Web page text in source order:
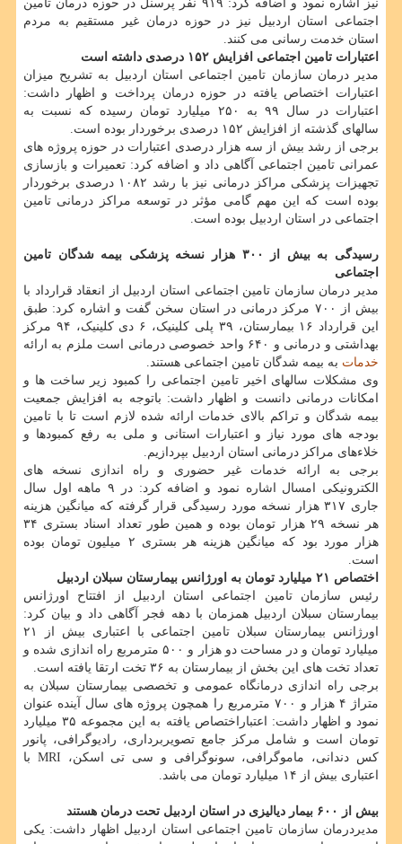
نیز اشاره نمود و اضافه کرد: ۹۱۹ نفر پرسنل در حوزه درمان تامین
اجتماعی استان اردبیل نیز در حوزه درمان غیر مستقیم به مردم
استان خدمت رسانی می کنند.
اعتبارات تامین اجتماعی افزایش ۱۵۲ درصدی داشته است
مدیر درمان سازمان تامین اجتماعی استان اردبیل به تشریح میزان
اعتبارات اختصاص یافته در حوزه درمان پرداخت و اظهار داشت:
اعتبارات در سال ۹۹ به ۲۵۰ میلیارد تومان رسیده که نسبت به
سالهای گذشته از افزایش ۱۵۲ درصدی برخوردار بوده است.
برجی از رشد بیش از سه هزار درصدی اعتبارات در حوزه پروژه های
عمرانی تامین اجتماعی آگاهی داد و اضافه کرد: تعمیرات و بازسازی
تجهیزات پزشکی مراکز درمانی نیز با رشد ۱۰۸۲ درصدی برخوردار
بوده است که این مهم گامی مؤثر در توسعه مراکز درمانی تامین
اجتماعی در استان اردبیل بوده است.
رسیدگی به بیش از ۳۰۰ هزار نسخه پزشکی بیمه شدگان تامین
اجتماعی
مدیر درمان سازمان تامین اجتماعی استان اردبیل از انعقاد قرارداد با
بیش از ۷۰۰ مرکز درمانی در استان سخن گفت و اشاره کرد: طبق
این قرارداد ۱۶ بیمارستان، ۳۹ پلی کلینیک، ۶ دی کلینیک، ۹۴ مرکز
بهداشتی و درمانی و ۶۴۰ واحد خصوصی درمانی است ملزم به ارائه
خدمات به بیمه شدگان تامین اجتماعی هستند.
وی مشکلات سالهای اخیر تامین اجتماعی را کمبود زیر ساخت ها و
امکانات درمانی دانست و اظهار داشت: باتوجه به افزایش جمعیت
بیمه شدگان و تراکم بالای خدمات ارائه شده لازم است تا با تامین
بودجه های مورد نیاز و اعتبارات استانی و ملی به رفع کمبودها و
خلاءهای مراکز درمانی استان اردبیل بپردازیم.
برجی به ارائه خدمات غیر حضوری و راه اندازی نسخه های
الکترونیکی امسال اشاره نمود و اضافه کرد: در ۹ ماهه اول سال
جاری ۳۱۷ هزار نسخه مورد رسیدگی قرار گرفته که میانگین هزینه
هر نسخه ۲۹ هزار تومان بوده و همین طور تعداد اسناد بستری ۳۴
هزار مورد بود که میانگین هزینه هر بستری ۲ میلیون تومان بوده
است.
اختصاص ۲۱ میلیارد تومان به اورژانس بیمارستان سبلان اردبیل
رئیس سازمان تامین اجتماعی استان اردبیل از افتتاح اورژانس
بیمارستان سبلان اردبیل همزمان با دهه فجر آگاهی داد و بیان کرد:
اورژانس بیمارستان سبلان تامین اجتماعی با اعتباری بیش از ۲۱
میلیارد تومان و در مساحت دو هزار و ۵۰۰ مترمربع راه اندازی شده و
تعداد تخت های این بخش از بیمارستان به ۳۶ تخت ارتقا یافته است.
برجی راه اندازی درمانگاه عمومی و تخصصی بیمارستان سبلان به
متراژ ۴ هزار و ۷۰۰ مترمربع را همچون پروژه های سال آینده عنوان
نمود و اظهار داشت: اعتباراختصاص یافته به این مجموعه ۳۵ میلیارد
تومان است و شامل مرکز جامع تصویربرداری، رادیوگرافی، پانور
کس دندانی، ماموگرافی، سونوگرافی و سی تی اسکن، MRI با
اعتباری بیش از ۱۴ میلیارد تومان می باشد.
بیش از ۶۰۰ بیمار دیالیزی در استان اردبیل تحت درمان هستند
مدیردرمان سازمان تامین اجتماعی استان اردبیل اظهار داشت: یکی